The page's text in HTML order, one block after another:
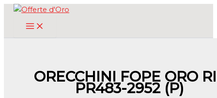
ORECCHINI FOPE ORO
PR483-2952 (P)